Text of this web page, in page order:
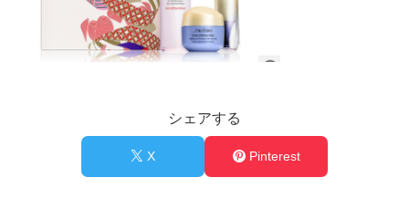
シェアする
X Pinterest